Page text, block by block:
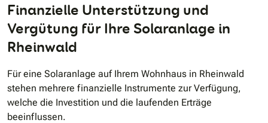
Finanzielle Unterstützung und
Vergütung für Ihre Solaranlage in
Rheinwald
Für eine Solaranlage auf Ihrem Wohnhaus in Rheinwald
stehen mehrere finanzielle Instrumente zur Verfügung,
welche die Investition und die laufenden Erträge
beeinflussen.